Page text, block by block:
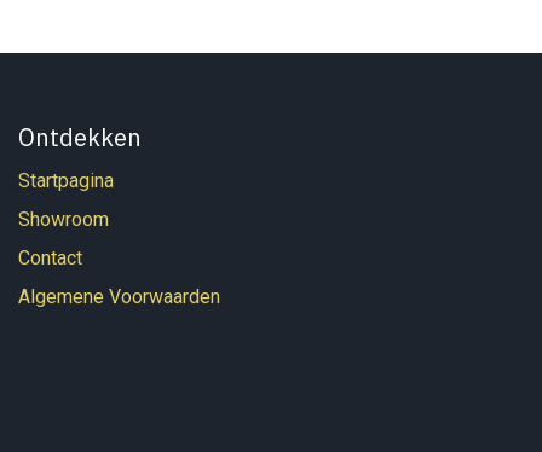
Ontdekken
Startpagina
Showroom
Contact
Algemene Voorwaarden